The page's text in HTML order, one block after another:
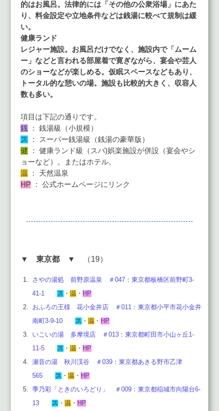
的はお風呂。法律的には「その他の公衆浴場」にあた
り、料金設定や立地条件などは銭湯に較べて規制は緩
い。
健康ランド
レジャー施設。お風呂だけでなく、施設内で「ムーム
ー」などと言われる部屋着で寛ぎながら、宴会や芸人
のショーなどが楽しめる。仮眠スペースなどもあり、
トータル的な憩いの場。施設も比較的大きく、収容人
数も多い。
項目は下記の通りです。
銭 ： 銭湯級（小規模）
ス
： スーパー銭湯級（銭湯の豪華版）
健 ： 健康ランド級（スパ)娯楽施設が併設（宴会やシ
ョーなど）。またはホテル。
温 ： 天然温泉
HP ： 公式ホームページにリンク
▼ 東京都 ▼ （19）
さやの湯処 前野原温泉 ＃047：東京都板橋区前野町3-
41-1
ス ・ 温 ・ HP
おふろの王様 花小金井店 ＃011：東京都小平市花小金井
南町3-9-10
ス ・ 温 ・ HP
いこいの湯 多摩境店 ＃013：東京都町田市小山ヶ丘1-
11-5
ス ・ 温 ・ HP
瀬音の湯 秋川渓谷 ＃039：東京都あきる野市乙津
565
ス ・ 温 ・ HP
季乃彩「ときのいろどり」 ＃009：東京都稲城市向陽台6-
13
ス ・ 温 ・ HP